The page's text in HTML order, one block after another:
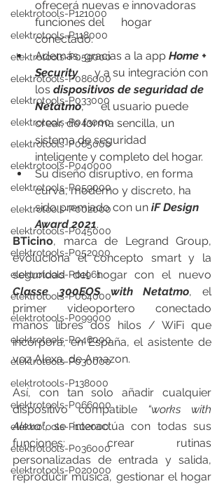
elektrotools-P121000
elektrotools-P118000
elektrotools-P059000
elektrotools-P086000
elektrotools-P033000
elektrotools-P043000
elektrotools-P065000
elektrotools-P040000
elektrotools-P059000
elektrotools-P002000
elektrotools-P045000
elektrotools-P052000
elektrotools-P01961
elektrotools-P064000
elektrotools-P099000
elektrotools-P046000
elektrotools-P030000
elektrotools-P138000
elektrotools-P066000
elektrotools-P102000
elektrotools-P036000
elektrotools-P020000
ofrecerá nuevas e innovadoras
funciones del      hogar
conectado.
Además, gracias a la app Home +
Security
      y a su integración con
los dispositivos de seguridad de
Netatmo,      el usuario puede
crear, de forma sencilla, un
sistema de seguridad
inteligente y completo del hogar.
Su diseño disruptivo, en forma
curva, moderno y discreto, ha
sido premiado con un iF Design
Award 2021.
BTicino, marca de Legrand Group,
evoluciona el concepto smart y la
Classe 300EOS with Netatmo, el
primer videoportero conectado
manos libres dos hilos / WiFi que
incorpora, en España, el asistente de
voz Alexa, de Amazon.
Así, con tan solo añadir cualquier
dispositivo compatible “works with
Alexa”, se interactúa con todas sus
funciones: crear rutinas
personalizadas de entrada y salida,
reproducir música, gestionar el hogar